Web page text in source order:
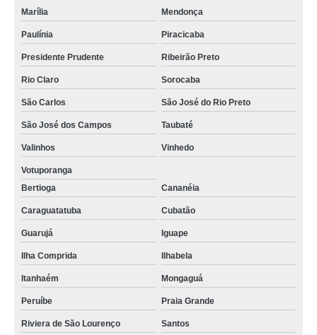
Marília Mendonça
Paulínia Piracicaba
Presidente Prudente Ribeirão Preto
Rio Claro Sorocaba
São Carlos São José do Rio Preto
São José dos Campos Taubaté
Valinhos Vinhedo
Votuporanga
Bertioga
Cananéia
Caraguatatuba Cubatão
Guarujá Iguape
Ilha Comprida Ilhabela
Itanhaém Mongaguá
Peruíbe Praia Grande
Riviera de São Lourenço Santos